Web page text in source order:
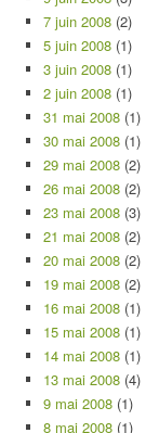
7 juin 2008 (2)
5 juin 2008 (1)
3 juin 2008 (1)
2 juin 2008 (1)
31 mai 2008 (1)
30 mai 2008 (1)
29 mai 2008 (2)
26 mai 2008 (2)
23 mai 2008 (3)
21 mai 2008 (2)
20 mai 2008 (2)
19 mai 2008 (2)
16 mai 2008 (1)
15 mai 2008 (1)
14 mai 2008 (1)
13 mai 2008 (4)
9 mai 2008 (1)
8 mai 2008 (1)